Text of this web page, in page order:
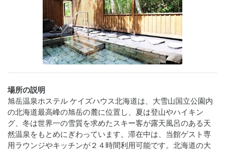
場所の説明
旭岳温泉ホステル ケイズハウス北海道は、大雪山国立公園内
の北海道最高峰の旭岳の麓に位置し、夏は登山やハイキン
グ、冬は世界一の雪質を求めたスキー客が露天風呂のある天
然温泉をもとめにぎわっています。滞在中は、当館ゲスト専
用ラウンジやキッチンが２４時間利用可能です。北海道の大